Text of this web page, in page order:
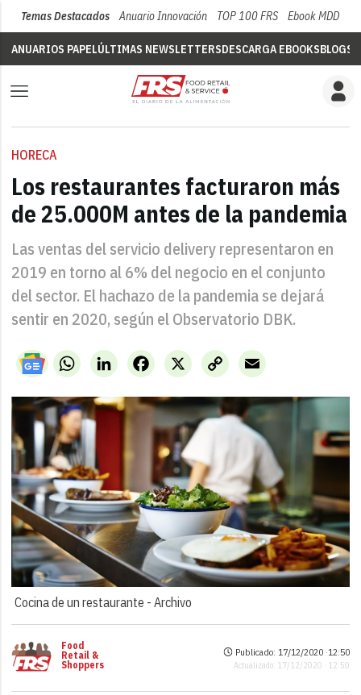
Temas Destacados Anuario Innovación TOP 100 FRS Ebook MDD
ANUARIOS PAPELÚLTIMAS NEWSLETTERSDESCARGA EBOOKSBLOGS
HORECA
Los restaurantes facturaron más
de 25.000M antes de la pandemia
Las ventas del servicio delivery representaron en
2019 en torno al 6% del negocio en el conjunto
del sector. El hachazo de la pandemia se dejará
sentir en 2020, según el Observatorio DBK.
WhatsAppLinkedIn X
Facebook
Copy
Link
Email
Cocina de un restaurante -Archivo
Food
Retail &
Shoppers
Publicado: 17/12/2020 ·12:50
Actualizado: 17/12/2020 · 12:50